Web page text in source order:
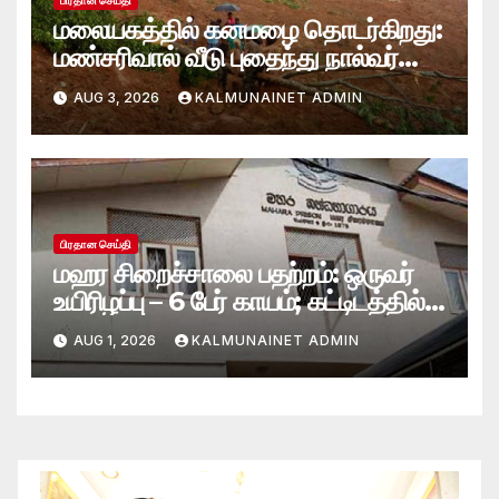
மலையகத்தில் கனமழை தொடர்கிறது:
மண்சரிவால் வீடு புதைந்து நால்வர்
மாயம்
AUG 3, 2026 KALMUNAINET ADMIN
பிரதான செய்தி
மஹர சிறைச்சாலை பதற்றம்: ஒருவர்
உயிரிழப்பு – 6 பேர் காயம்; கட்டிடத்தில்
பாரிய தீ
AUG 1, 2026 KALMUNAINET ADMIN